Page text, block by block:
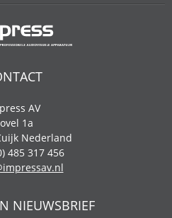
AV
1a
Nederland
485 317 456
NIEUWSBRIEF